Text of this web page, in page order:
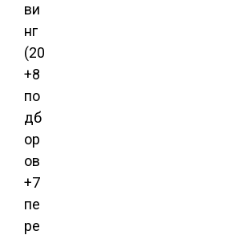
ви
нг
(20
+8
по
дб
ор
ов
+7
пе
ре